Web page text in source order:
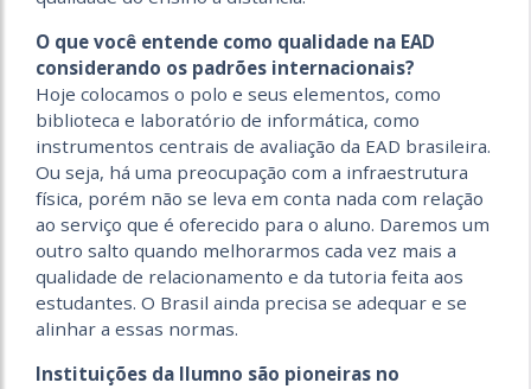
O que você entende como qualidade na EAD
considerando os padrões internacionais?
Hoje colocamos o polo e seus elementos, como
biblioteca e laboratório de informática, como
instrumentos centrais de avaliação da EAD brasileira.
Ou seja, há uma preocupação com a infraestrutura
física, porém não se leva em conta nada com relação
ao serviço que é oferecido para o aluno. Daremos um
outro salto quando melhorarmos cada vez mais a
qualidade de relacionamento e da tutoria feita aos
estudantes. O Brasil ainda precisa se adequar e se
alinhar a essas normas.
Instituições da Ilumno são pioneiras no